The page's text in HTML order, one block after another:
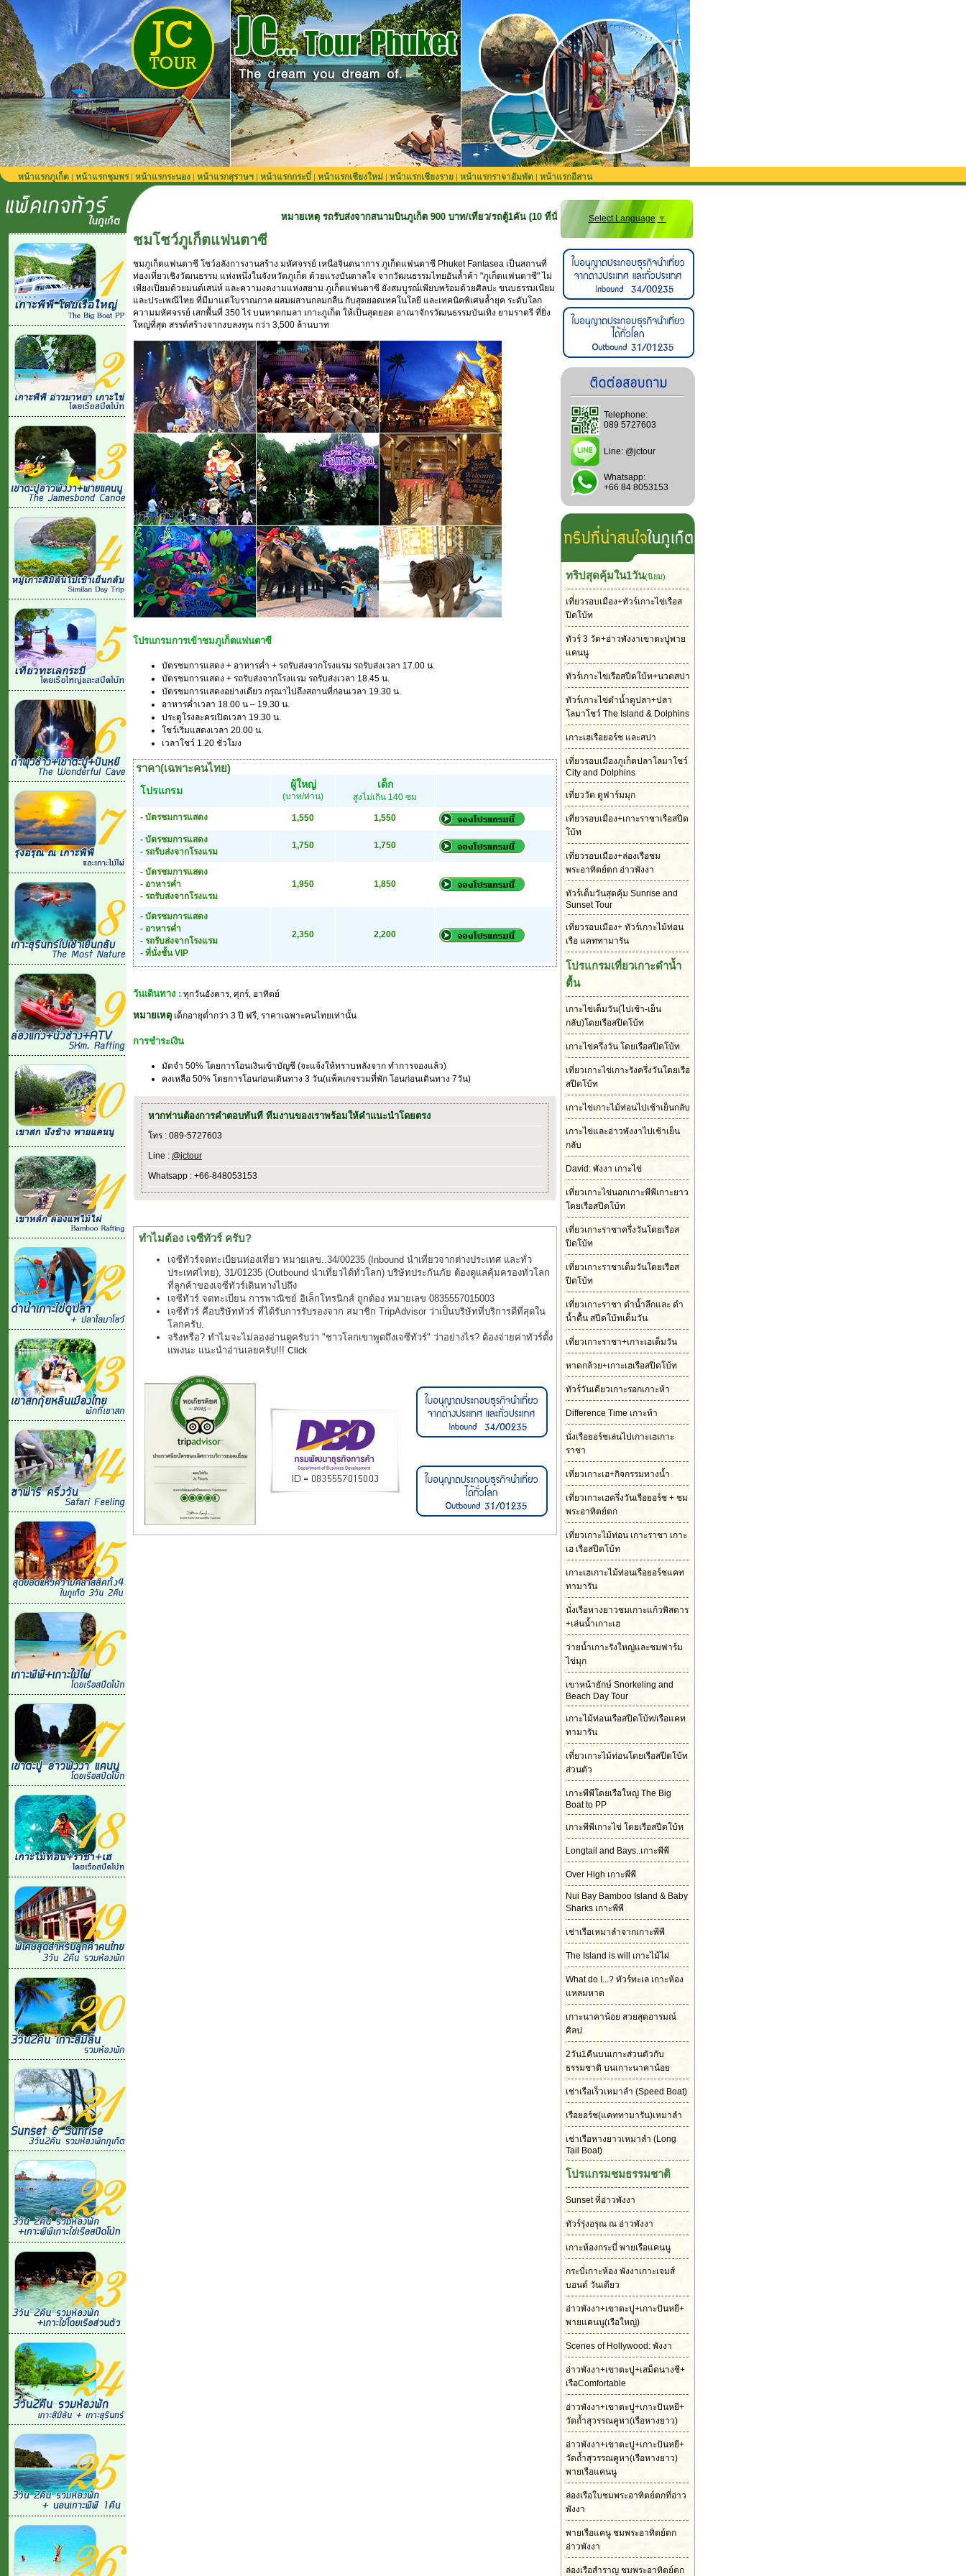
หน้าแรกภูเก็ต | หน้าแรกชุมพร| หน้าแรกระนอง | หน้าแรกสุราษฯ | หน้าแรกกระบี่ | หน้าแรกเชียงใหม่ | หน้าแรกเชียงราย | หน้าแรกราจาอัมพัต | หน้าแรกอีสาน
หมายเหตุ รถรับส่งจากสนามบินภูเก็ต 900 บาท/เที่ยว/รถตู้1คัน (10 ที่นั่ง) **สำหรับลูกค้าจองทริปที่ยังไม่รวมรถรับส่งจากสนามบิน**
ชมโชว์ภูเก็ตแฟนตาซี
ชมภูเก็ตแฟนตาซี โชว์อลังการงานสร้าง มหัศจรรย์ เหนือจินตนาการ ภูเก็ตแฟนตาซี Phuket Fantasea เป็นสถานที่
ท่องเที่ยวเชิงวัฒนธรรม แห่งหนึ่งในจังหวัดภูเก็ต ด้วยแรงบันดาลใจ จากวัฒนธรรมไทยอันล้ำค้า "ภูเก็ตแฟนตาซี" ไม่
เพียงเปี่ยมด้วยมนต์เสน่ห์ และความงดงามแห่งสยาม ภูเก็ตแฟนตาซี ยังสมบูรณ์เพียบพร้อมด้วยศิลปะ ขนบธรรมเนียม
และประเพณีไทย ที่มีมาแต่โบราณกาล ผสมผสานกลมกลืน กับสุดยอดเทคโนโลยี และเทคนิคพิเศษล้ำยุค ระดับโลก
ความมหัศจรรย์ เสกพื้นที่ 350 ไร่ บนหาดกมลา เกาะภูเก็ต ให้เป็นสุดยอด อาณาจักรวัฒนธรรมบันเทิง ยามราตรี ที่ยิ่ง
ใหญ่ที่สุด สรรค์สร้างจากงบลงทุน กว่า 3,500 ล้านบาท
โปรแกรมการเข้าชมภูเก็ตแฟนตาซี
บัตรชมการแสดง + อาหารค่ำ + รถรับส่งจากโรงแรม รถรับส่งเวลา 17.00 น.
บัตรชมการแสดง + รถรับส่งจากโรงแรม รถรับส่งเวลา 18.45 น.
บัตรชมการแสดงอย่างเดียว กรุณาไปถึงสถานที่ก่อนเวลา 19.30 น.
อาหารค่ำเวลา 18.00 น – 19.30 น.
ประตูโรงละครเปิดเวลา 19.30 น.
โชว์เริ่มแสดงเวลา 20.00 น.
เวลาโชว์ 1.20 ชั่วโมง
ราคา(เฉพาะคนไทย)
โปรแกรม
ผู้ใหญ่
(บาท/ท่าน)
เด็ก
สูงไม่เกิน 140 ซม
- บัตรชมการแสดง
1,550 1,550
- บัตรชมการแสดง
- รถรับส่งจากโรงแรม
1,750 1,750
- บัตรชมการแสดง
- อาหารค่ำ
- รถรับส่งจากโรงแรม
1,950 1,850
- บัตรชมการแสดง
- อาหารค่ำ
- รถรับส่งจากโรงแรม
- ที่นั่งชั้น VIP
2,350 2,200
วันเดินทาง : ทุกวันอังคาร, ศุกร์, อาทิตย์
หมายเหตุ เด็กอายุต่ำกว่า 3 ปี ฟรี, ราคาเฉพาะคนไทยเท่านั้น
การชำระเงิน
มัดจำ 50% โดยการโอนเงินเข้าบัญชี (จะแจ้งให้ทราบหลังจาก ทำการจองแล้ว)
คงเหลือ 50% โดยการโอนก่อนเดินทาง 3 วัน(แพ็คเกจรวมที่พัก โอนก่อนเดินทาง 7วัน)
หากท่านต้องการคำตอบทันที ทีมงานของเราพร้อมให้คำแนะนำโดยตรง
โทร : 089-5727603
Line : @jctour
Whatsapp : +66-848053153
ทำไมต้อง เจซีทัวร์ ครับ?
เจซีทัวร์จดทะเบียนท่องเที่ยว หมายเลข..34/00235 (Inbound นำเที่ยวจากต่างประเทศ และทั่ว
ประเทศไทย), 31/01235 (Outbound นำเที่ยวได้ทั่วโลก) บริษัทประกันภัย ต้องดูแลคุ้มครองทั่วโลก
ที่ลูกค้าของเจซีทัวร์เดินทางไปถึง
เจซีทัวร์ จดทะเบียน การพาณิชย์ อิเล็กโทรนิกส์ ถูกต้อง หมายเลข 0835557015003
เจซีทัวร์ คือบริษัททัวร์ ที่ได้รับการรับรองจาก สมาชิก TripAdvisor ว่าเป็นบริษัทที่บริการดีที่สุดใน
โลกครับ.
จริงหรือ? ทำไมจะไม่ลองอ่านดูครับว่า "ชาวโลกเขาพูดถึงเจซีทัวร์" ว่าอย่างไร? ต้องจ่ายค่าทัวร์ตั้ง
แพงนะ แนะนำอ่านเลยครับ!!! Click
Select Language ▼
Telephone:
089 5727603
Line: @jctour
Whatsapp:
+66 84 8053153
ทริปสุดคุ้มใน1วัน(นิยม)
เที่ยวรอบเมือง+ทัวร์เกาะไข่เรือส
ปีดโบ้ท
ทัวร์ 3 วัด+อ่าวพังงาเขาตะปูพาย
แคนนู
ทัวร์เกาะไข่เรือสปีดโบ้ท+นวดสปา
ทัวร์เกาะไข่ดำน้ำดูปลา+ปลา
โลมาโชว์ The Island & Dolphins
เกาะเฮเรือยอร์ช และสปา
เที่ยวรอบเมืองภูเก็ตปลาโลมาโชว์
City and Dolphins
เที่ยววัด ดูฟาร์มมุก
เที่ยวรอบเมือง+เกาะราชาเรือสปีด
โบ้ท
เที่ยวรอบเมือง+ล่องเรือชม
พระอาทิตย์ตก อ่าวพังงา
ทัวร์เต็มวันสุดคุ้ม Sunrise and
Sunset Tour
เที่ยวรอบเมือง+ ทัวร์เกาะไม้ท่อน
เรือ แคททามารัน
โปรแกรมเที่ยวเกาะดำน้ำ
ตื้น
เกาะไข่เต็มวัน(ไปเช้า-เย็น
กลับ)โดยเรือสปีดโบ้ท
เกาะไข่ครึ่งวัน โดยเรือสปีดโบ้ท
เที่ยวเกาะไข่เกาะรังครึ่งวันโดยเรือ
สปีดโบ้ท
เกาะไข่เกาะไม้ท่อนไปเช้าเย็นกลับ
เกาะไข่และอ่าวพังงาไปเช้าเย็น
กลับ
David: พังงา เกาะไข่
เที่ยวเกาะไข่นอกเกาะพีพีเกาะยาว
โดยเรือสปีดโบ้ท
เที่ยวเกาะราชาครึ่งวันโดยเรือส
ปีดโบ้ท
เที่ยวเกาะราชาเต็มวันโดยเรือส
ปีดโบ้ท
เที่ยวเกาะราชา ดำน้ำลึกและ ดำ
น้ำตื้น สปีดโบ้ทเต็มวัน
เที่ยวเกาะราชา+เกาะเฮเต็มวัน
หาดกล้วย+เกาะเฮเรือสปีดโบ้ท
ทัวร์วันเดียวเกาะรอกเกาะห้า
Difference Time เกาะห้า
นั่งเรือยอร์ชเล่นไปเกาะเฮเกาะ
ราชา
เที่ยวเกาะเฮ+กิจกรรมทางน้ำ
เที่ยวเกาะเฮครึ่งวันเรือยอร์ช + ชม
พระอาทิตย์ตก
เที่ยวเกาะไม้ท่อน เกาะราชา เกาะ
เฮ เรือสปีดโบ้ท
เกาะเฮเกาะไม้ท่อนเรือยอร์ชแคท
ทามารัน
นั่งเรือหางยาวชมเกาะแก้วพิสดาร
+เล่นน้ำเกาะเฮ
ว่ายน้ำเกาะรังใหญ่และชมฟาร์ม
ไข่มุก
เขาหน้ายักษ์ Snorkeling and
Beach Day Tour
เกาะไม้ท่อนเรือสปีดโบ้ท/เรือแคท
ทามารัน
เที่ยวเกาะไม้ท่อนโดยเรือสปีดโบ้ท
ส่วนตัว
เกาะพีพีโดยเรือใหญ่ The Big
Boat to PP
เกาะพีพีเกาะไข่ โดยเรือสปีดโบ้ท
Longtail and Bays..เกาะพีพี
Over High เกาะพีพี
Nui Bay Bamboo Island & Baby
Sharks เกาะพีพี
เช่าเรือเหมาลำจากเกาะพีพี
The Island is will เกาะไม้ไผ่
What do I...? ทัวร์ทะเล เกาะห้อง
แหลมหาด
เกาะนาคาน้อย สวยสุดอารมณ์
ศิลป
2วัน1คืนบนเกาะส่วนตัวกับ
ธรรมชาติ บนเกาะนาคาน้อย
เช่าเรือเร็วเหมาลำ (Speed Boat)
เรือยอร์ช(แคททามารัน)เหมาลำ
เช่าเรือหางยาวเหมาลำ (Long
Tail Boat)
โปรแกรมชมธรรมชาติ
Sunset ที่อ่าวพังงา
ทัวร์รุ่งอรุณ ณ อ่าวพังงา
เกาะห้องกระบี่ พายเรือแคนนู
กระบี่เกาะห้อง พังงาเกาะเจมส์
บอนด์ วันเดียว
อ่าวพังงา+เขาตะปู+เกาะปันหยี+
พายแคนนู(เรือใหญ่)
Scenes of Hollywood: พังงา
อ่าวพังงา+เขาตะปู+เสม็ดนางชี+
เรือComfortable
อ่าวพังงา+เขาตะปู+เกาะปันหยี+
วัดถ้ำสุวรรณคูหา(เรือหางยาว)
อ่าวพังงา+เขาตะปู+เกาะปันหยี+
วัดถ้ำสุวรรณคูหา(เรือหางยาว)
พายเรือแคนนู
ล่องเรือใบชมพระอาทิตย์ตกที่อ่าว
พังงา
พายเรือแคนู ชมพระอาทิตย์ตก
อ่าวพังงา
ล่องเรือสำราญ ชมพระอาทิตย์ตก